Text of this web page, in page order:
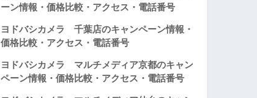
ーン情報・価格比較・アクセス・電話番号
ヨドバシカメラ 千葉店のキャンペーン情報・
価格比較・アクセス・電話番号
ヨドバシカメラ マルチメディア京都のキャン
ペーン情報・価格比較・アクセス・電話番号